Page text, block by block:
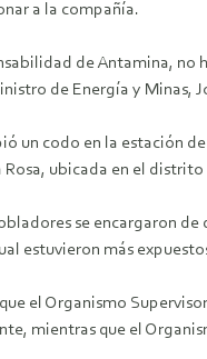
a la compañía.
de Antamina, no
de Energía y Minas,
un codo en la estación
ubicada en el
se encargaron
estuvieron más
el Organismo
mientras que el